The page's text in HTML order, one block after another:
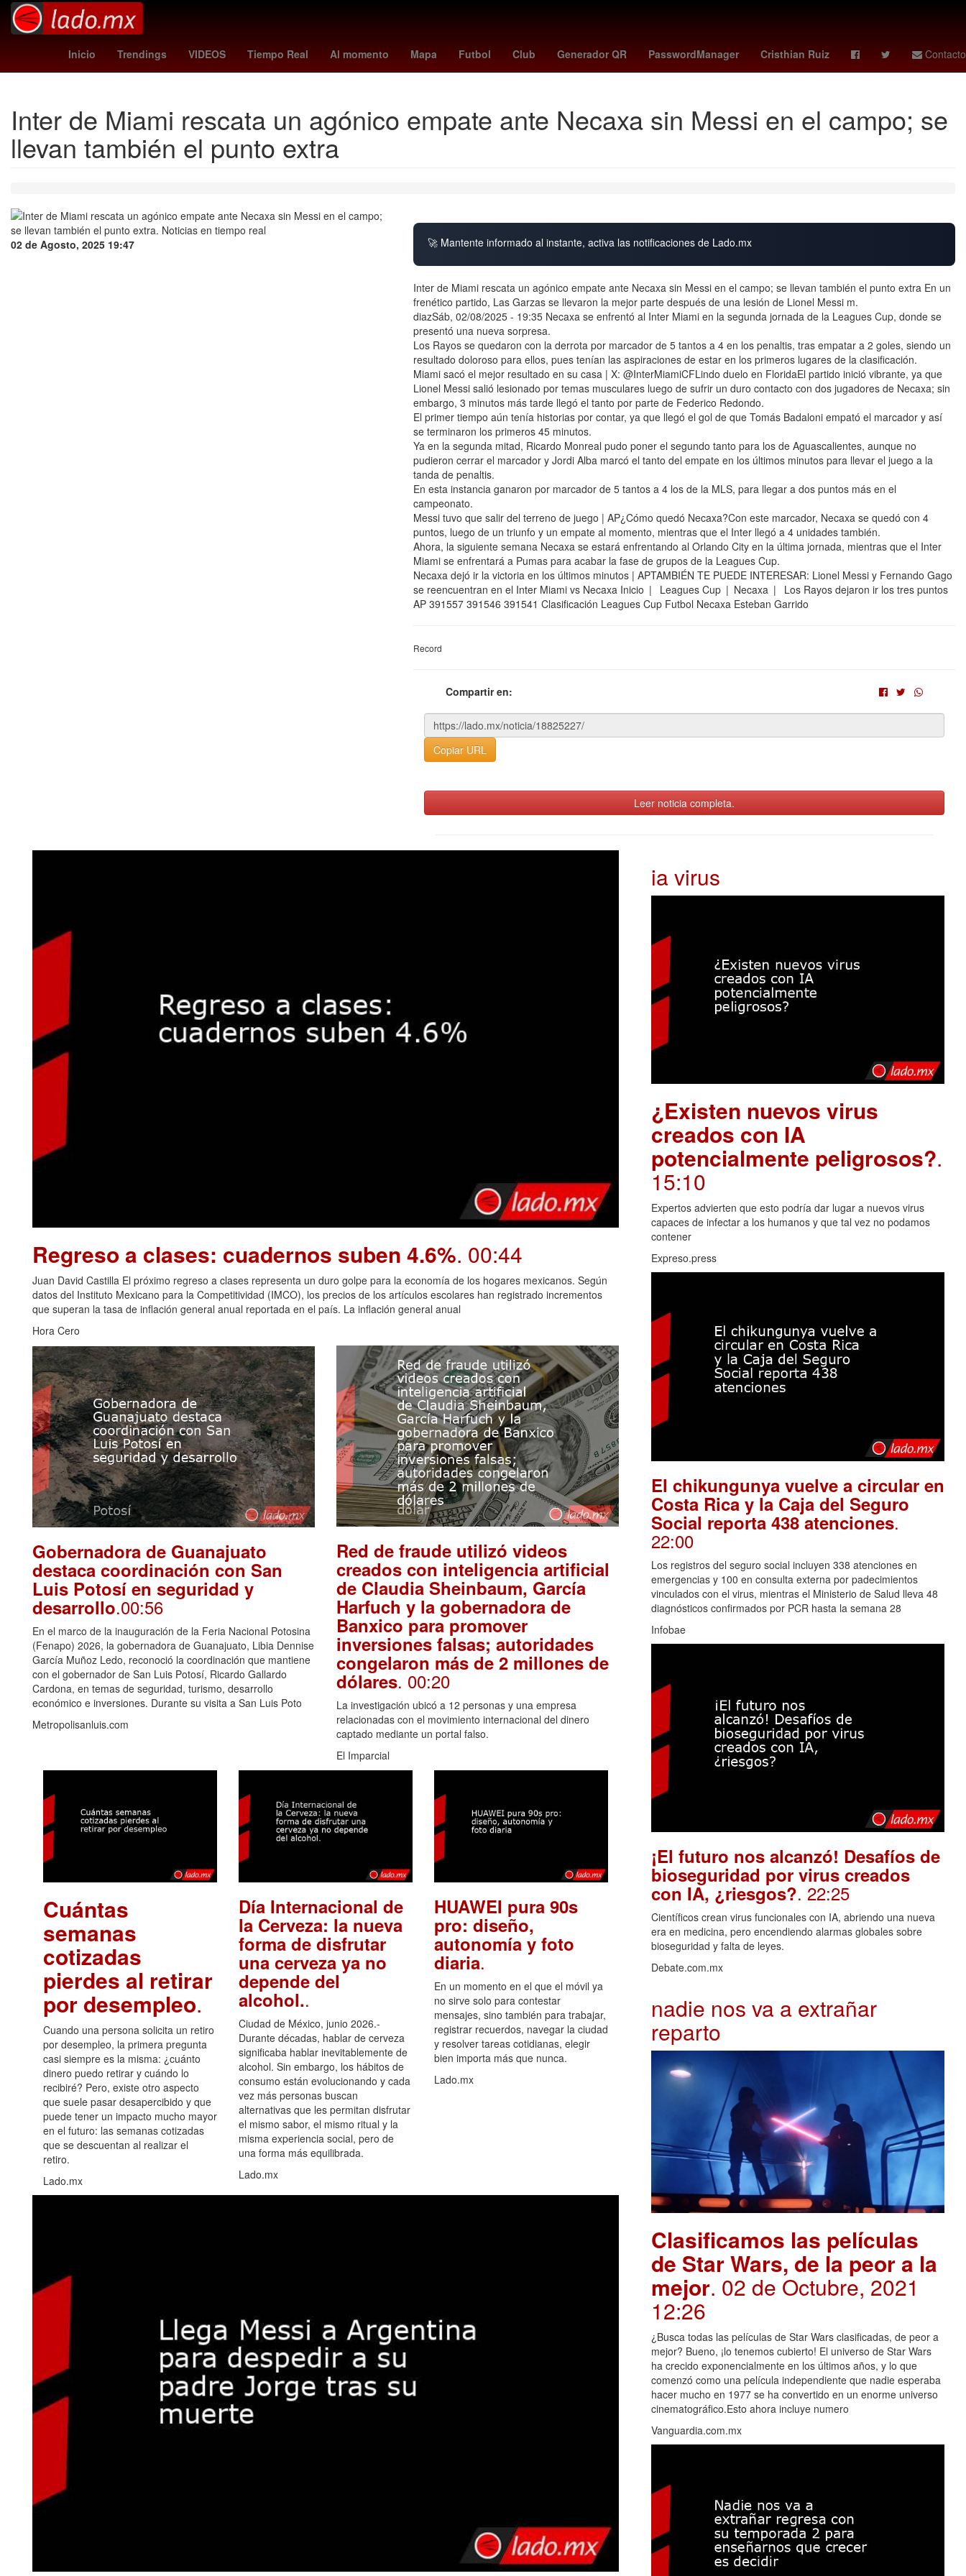
Inicio Trendings VIDEOS Tiempo Real Al momento Mapa Futbol Club Generador QR PasswordManager Cristhian Ruiz Contacto
España charlotte fc - pumas Europa League Final Colombia james Star Wars west ham kosovo - suiza 2024 Senador
Inter de Miami rescata un agónico empate ante Necaxa sin Messi en el campo; se
llevan también el punto extra
02 de Agosto, 2025 19:47 🚀 Mantente informado al instante, activa las notificaciones de Lado.mx
Inter de Miami rescata un agónico empate ante Necaxa sin Messi en el campo; se llevan también el punto extra En un
frenético partido, Las Garzas se llevaron la mejor parte después de una lesión de Lionel Messi m.
diazSáb, 02/08/2025 - 19:35 Necaxa se enfrentó al Inter Miami en la segunda jornada de la Leagues Cup, donde se
presentó una nueva sorpresa.
Los Rayos se quedaron con la derrota por marcador de 5 tantos a 4 en los penaltis, tras empatar a 2 goles, siendo un
resultado doloroso para ellos, pues tenían las aspiraciones de estar en los primeros lugares de la clasificación.
Miami sacó el mejor resultado en su casa | X: @InterMiamiCFLindo duelo en FloridaEl partido inició vibrante, ya que
Lionel Messi salió lesionado por temas musculares luego de sufrir un duro contacto con dos jugadores de Necaxa; sin
embargo, 3 minutos más tarde llegó el tanto por parte de Federico Redondo.
El primer tiempo aún tenía historias por contar, ya que llegó el gol de que Tomás Badaloni empató el marcador y así
se terminaron los primeros 45 minutos.
Ya en la segunda mitad, Ricardo Monreal pudo poner el segundo tanto para los de Aguascalientes, aunque no
pudieron cerrar el marcador y Jordi Alba marcó el tanto del empate en los últimos minutos para llevar el juego a la
tanda de penaltis.
En esta instancia ganaron por marcador de 5 tantos a 4 los de la MLS, para llegar a dos puntos más en el
campeonato.
Messi tuvo que salir del terreno de juego | AP¿Cómo quedó Necaxa?Con este marcador, Necaxa se quedó con 4
puntos, luego de un triunfo y un empate al momento, mientras que el Inter llegó a 4 unidades también.
Ahora, la siguiente semana Necaxa se estará enfrentando al Orlando City en la última jornada, mientras que el Inter
Miami se enfrentará a Pumas para acabar la fase de grupos de la Leagues Cup.
Necaxa dejó ir la victoria en los últimos minutos | APTAMBIÉN TE PUEDE INTERESAR: Lionel Messi y Fernando Gago
se reencuentran en el Inter Miami vs Necaxa Inicio | Leagues Cup | Necaxa | Los Rayos dejaron ir los tres puntos
AP 391557 391546 391541 Clasificación Leagues Cup Futbol Necaxa Esteban Garrido
Record
Compartir en:
Copiar URL
Leer noticia completa.
Regreso a clases: cuadernos suben 4.6%. 00:44
Juan David Castilla El próximo regreso a clases representa un duro golpe para la economía de los hogares mexicanos. Según
datos del Instituto Mexicano para la Competitividad (IMCO), los precios de los artículos escolares han registrado incrementos
que superan la tasa de inflación general anual reportada en el país. La inflación general anual
Hora Cero
Gobernadora de Guanajuato
destaca coordinación con San
Luis Potosí en seguridad y
desarrollo.00:56
En el marco de la inauguración de la Feria Nacional Potosina
(Fenapo) 2026, la gobernadora de Guanajuato, Libia Dennise
García Muñoz Ledo, reconoció la coordinación que mantiene
con el gobernador de San Luis Potosí, Ricardo Gallardo
Cardona, en temas de seguridad, turismo, desarrollo
económico e inversiones. Durante su visita a San Luis Poto
Metropolisanluis.com
Red de fraude utilizó videos
creados con inteligencia artificial
de Claudia Sheinbaum, García
Harfuch y la gobernadora de
Banxico para promover
inversiones falsas; autoridades
congelaron más de 2 millones de
dólares. 00:20
La investigación ubicó a 12 personas y una empresa
relacionadas con el movimiento internacional del dinero
captado mediante un portal falso.
El Imparcial
Cuántas
semanas
cotizadas
pierdes al retirar
por desempleo.
Cuando una persona solicita un retiro
por desempleo, la primera pregunta
casi siempre es la misma: ¿cuánto
dinero puedo retirar y cuándo lo
recibiré? Pero, existe otro aspecto
que suele pasar desapercibido y que
puede tener un impacto mucho mayor
en el futuro: las semanas cotizadas
que se descuentan al realizar el
retiro.
Lado.mx
Día Internacional de
la Cerveza: la nueva
forma de disfrutar
una cerveza ya no
depende del
alcohol..
Ciudad de México, junio 2026.-
Durante décadas, hablar de cerveza
significaba hablar inevitablemente de
alcohol. Sin embargo, los hábitos de
consumo están evolucionando y cada
vez más personas buscan
alternativas que les permitan disfrutar
el mismo sabor, el mismo ritual y la
misma experiencia social, pero de
una forma más equilibrada.
Lado.mx
HUAWEI pura 90s
pro: diseño,
autonomía y foto
diaria.
En un momento en el que el móvil ya
no sirve solo para contestar
mensajes, sino también para trabajar,
registrar recuerdos, navegar la ciudad
y resolver tareas cotidianas, elegir
bien importa más que nunca.
Lado.mx
ia virus
¿Existen nuevos virus
creados con IA
potencialmente peligrosos?.
15:10
Expertos advierten que esto podría dar lugar a nuevos virus
capaces de infectar a los humanos y que tal vez no podamos
contener
Expreso.press
El chikungunya vuelve a circular en
Costa Rica y la Caja del Seguro
Social reporta 438 atenciones.
22:00
Los registros del seguro social incluyen 338 atenciones en
emergencias y 100 en consulta externa por padecimientos
vinculados con el virus, mientras el Ministerio de Salud lleva 48
diagnósticos confirmados por PCR hasta la semana 28
Infobae
¡El futuro nos alcanzó! Desafíos de
bioseguridad por virus creados
con IA, ¿riesgos?. 22:25
Científicos crean virus funcionales con IA, abriendo una nueva
era en medicina, pero encendiendo alarmas globales sobre
bioseguridad y falta de leyes.
Debate.com.mx
nadie nos va a extrañar
reparto
Clasificamos las películas
de Star Wars, de la peor a la
mejor. 02 de Octubre, 2021
12:26
¿Busca todas las películas de Star Wars clasificadas, de peor a
mejor? Bueno, ¡lo tenemos cubierto! El universo de Star Wars
ha crecido exponencialmente en los últimos años, y lo que
comenzó como una película independiente que nadie esperaba
hacer mucho en 1977 se ha convertido en un enorme universo
cinematográfico.Esto ahora incluye numero
Vanguardia.com.mx